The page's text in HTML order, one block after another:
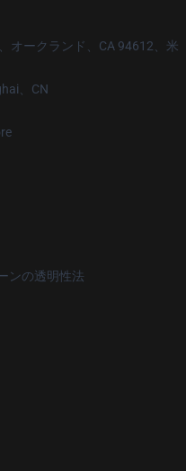
オークランド、CA 94612、米
、CN
ンの透明性法